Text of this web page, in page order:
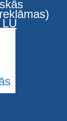
aizsargātas